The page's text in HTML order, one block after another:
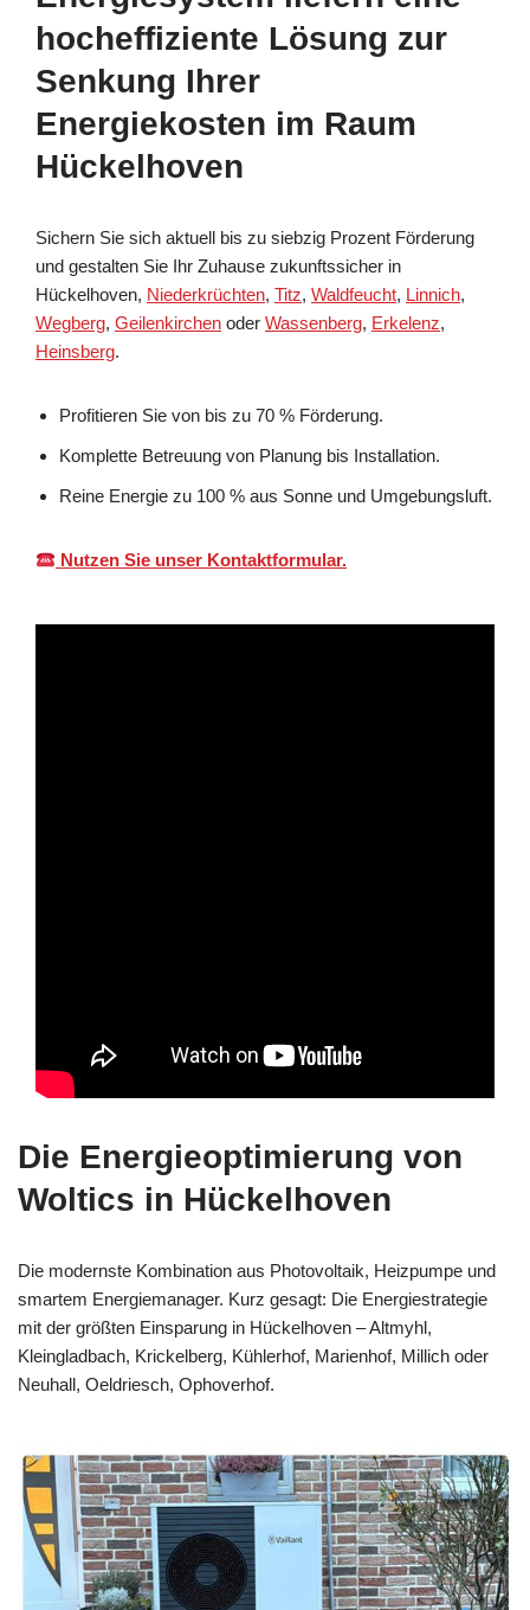
hocheffiziente Lösung zur
Senkung Ihrer
Energiekosten im Raum
Hückelhoven
Sichern Sie sich aktuell bis zu siebzig Prozent Förderung
und gestalten Sie Ihr Zuhause zukunftssicher in
Hückelhoven, Niederkrüchten, Titz, Waldfeucht, Linnich,
Wegberg, Geilenkirchen oder Wassenberg, Erkelenz,
Heinsberg.
Profitieren Sie von bis zu 70 % Förderung.
Komplette Betreuung von Planung bis Installation.
Reine Energie zu 100 % aus Sonne und Umgebungsluft.
Nutzen Sie unser Kontaktformular.
Die Energieoptimierung von
Woltics in Hückelhoven
Die modernste Kombination aus Photovoltaik, Heizpumpe und
smartem Energiemanager. Kurz gesagt: Die Energiestrategie
mit der größten Einsparung in Hückelhoven – Altmyhl,
Kleingladbach, Krickelberg, Kühlerhof, Marienhof, Millich oder
Neuhall, Oeldriesch, Ophoverhof.